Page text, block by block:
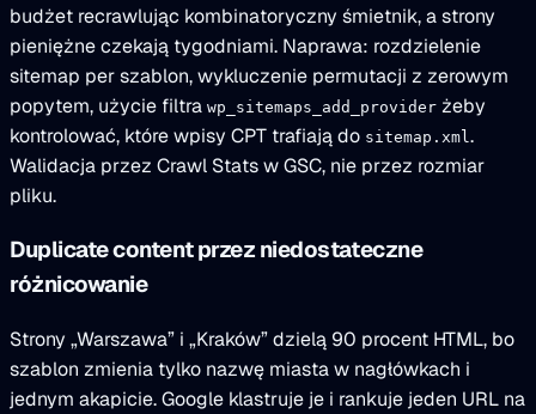
budżet recrawlując kombinatoryczny śmietnik, a strony
pieniężne czekają tygodniami. Naprawa: rozdzielenie
sitemap per szablon, wykluczenie permutacji z zerowym
popytem, użycie filtra wp_sitemaps_add_provider żeby
kontrolować, które wpisy CPT trafiają do sitemap.xml .
Walidacja przez Crawl Stats w GSC, nie przez rozmiar
pliku.
Duplicate content przez niedostateczne
różnicowanie
Strony „Warszawa” i „Kraków” dzielą 90 procent HTML, bo
szablon zmienia tylko nazwę miasta w nagłówkach i
jednym akapicie. Google klastruje je i rankuje jeden URL na